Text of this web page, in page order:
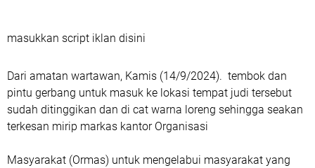
masukkan script iklan disini
Dari amatan wartawan, Kamis (14/9/2024). tembok dan
pintu gerbang untuk masuk ke lokasi tempat judi tersebut
sudah ditinggikan dan di cat warna loreng sehingga seakan
terkesan mirip markas kantor Organisasi
Masyarakat (Ormas) untuk mengelabui masyarakat yang